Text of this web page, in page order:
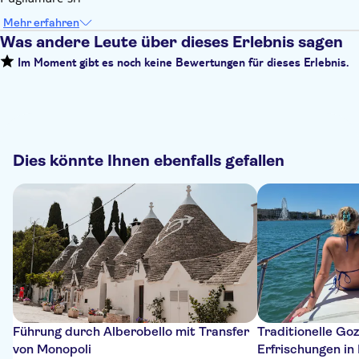
Mehr erfahren
Was andere Leute über dieses Erlebnis sagen
Im Moment gibt es noch keine Bewertungen für dieses Erlebnis.
Dies könnte Ihnen ebenfalls gefallen
Führung durch Alberobello mit Transfer
von Monopoli
Traditionelle
Erfrischungen in